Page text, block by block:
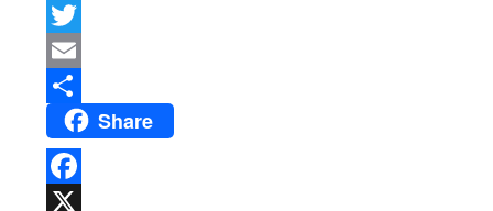
X
Twitter
Email
Del
Share
Facebook